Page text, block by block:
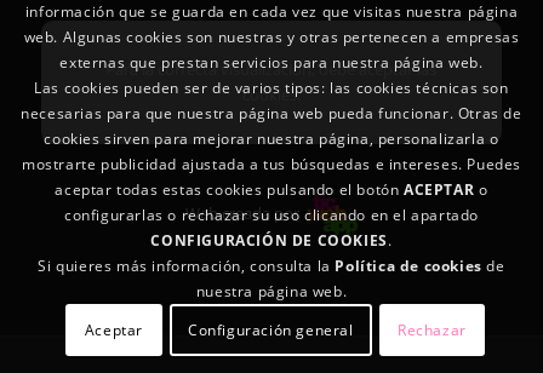
Para la correcta visualización, debe aceptar las
cookies.
Web creada por
información que se guarda en cada vez que visitas nuestra página
web. Algunas cookies son nuestras y otras pertenecen a empresas
externas que prestan servicios para nuestra página web.
Las cookies pueden ser de varios tipos: las cookies técnicas son
necesarias para que nuestra página web pueda funcionar. Otras de
cookies sirven para mejorar nuestra página, personalizarla o
mostrarte publicidad ajustada a tus búsquedas e intereses. Puedes
aceptar todas estas cookies pulsando el botónACEPTAR o
configurarlas o rechazar su uso clicando en el apartado
CONFIGURACIÓN DE COOKIES.
Si quieres más información, consulta la Política de cookies de
nuestra página web.
Aceptar
Configuración general Rechazar